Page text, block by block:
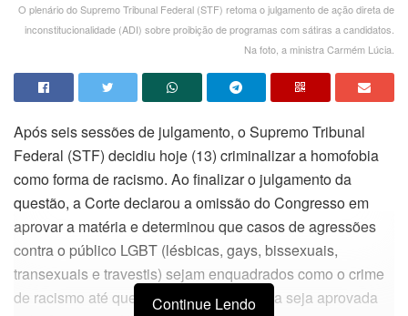
O plenário do Supremo Tribunal Federal (STF) retoma o julgamento de ação direta de
inconstitucionalidade (ADI) sobre proibição de programas com sátiras a candidatos.
Na foto, a ministra Carmém Lúcia.
Após seis sessões de julgamento, o Supremo Tribunal
Federal (STF) decidiu hoje (13) criminalizar a homofobia
como forma de racismo. Ao finalizar o julgamento da
questão, a Corte declarou a omissão do Congresso em
aprovar a matéria e determinou que casos de agressões
contra o público LGBT (lésbicas, gays, bissexuais,
transexuais e travestis) sejam enquadrados como o crime
de racismo até que uma norma específica seja aprovada
Continue Lendo